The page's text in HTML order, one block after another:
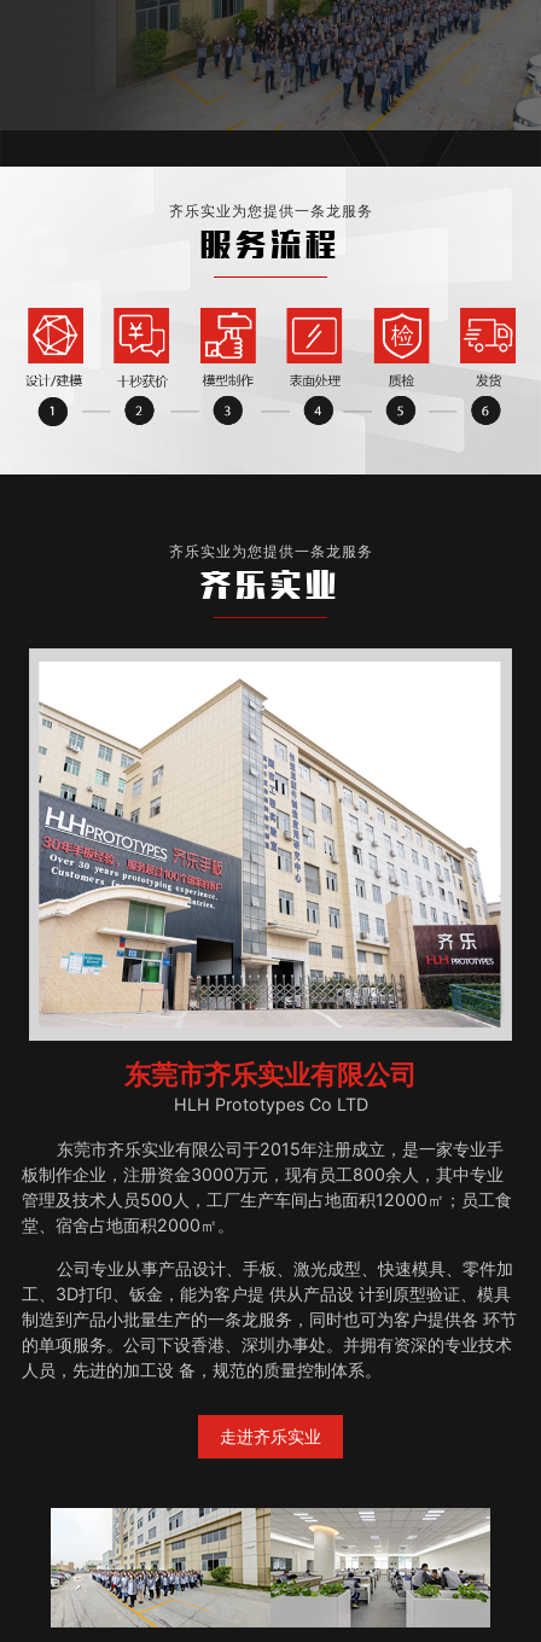
齐乐实业为您提供一条龙服务
服务流程
齐乐实业为您提供一条龙服务
齐乐实业
东莞市齐乐实业有限公司
HLH Prototypes Co LTD
东莞市齐乐实业有限公司于2015年注册成立，是一家专业手
板制作企业，注册资金3000万元，现有员工800余人，其中专业
管理及技术人员500人，工厂生产车间占地面积12000㎡；员工食
堂、宿舍占地面积2000㎡。
公司专业从事产品设计、手板、激光成型、快速模具、零件加
工、3D打印、钣金，能为客户提 供从产品设 计到原型验证、模具
制造到产品小批量生产的一条龙服务，同时也可为客户提供各 环节
的单项服务。公司下设香港、深圳办事处。并拥有资深的专业技术
人员，先进的加工设 备，规范的质量控制体系。
走进齐乐实业